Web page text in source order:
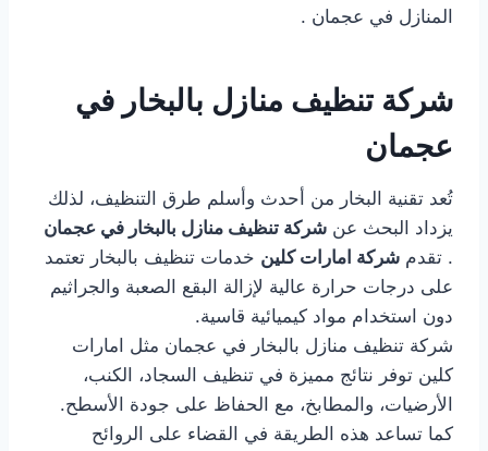
المنازل في عجمان .
شركة تنظيف منازل بالبخار في
عجمان
تُعد تقنية البخار من أحدث وأسلم طرق التنظيف، لذلك
يزداد البحث عن شركة تنظيف منازل بالبخار في عجمان
. تقدم شركة امارات كلين خدمات تنظيف بالبخار تعتمد
على درجات حرارة عالية لإزالة البقع الصعبة والجراثيم
دون استخدام مواد كيميائية قاسية.
شركة تنظيف منازل بالبخار في عجمان مثل امارات
كلين توفر نتائج مميزة في تنظيف السجاد، الكنب،
الأرضيات، والمطابخ، مع الحفاظ على جودة الأسطح.
كما تساعد هذه الطريقة في القضاء على الروائح